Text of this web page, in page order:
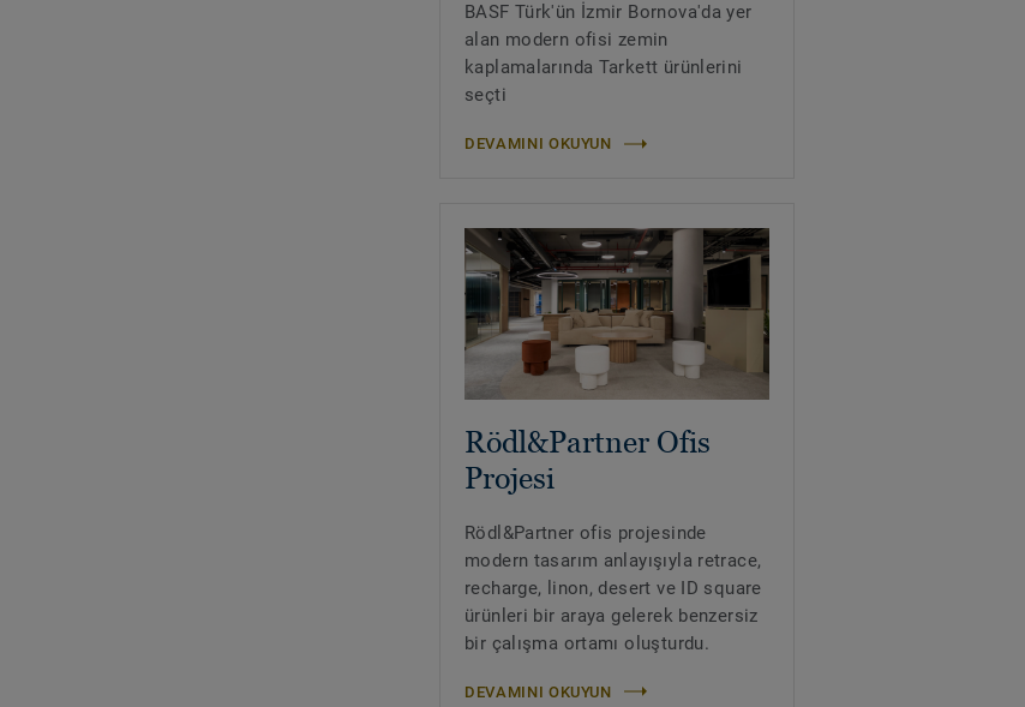
BASF Türk'ün İzmir Bornova'da yer
alan modern ofisi zemin
kaplamalarında Tarkett ürünlerini
seçti
DEVAMINI OKUYUN
Rödl&Partner Ofis
Projesi
Rödl&Partner ofis projesinde
modern tasarım anlayışıyla retrace,
recharge, linon, desert ve ID square
ürünleri bir araya gelerek benzersiz
bir çalışma ortamı oluşturdu.
DEVAMINI OKUYUN